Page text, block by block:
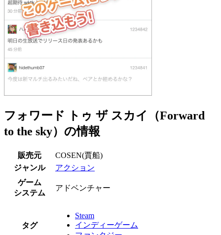
フォワード トゥ ザ スカイ（Forward
to the sky）の情報
販売元
COSEN(賈船)
ジャンル
アクション
ゲーム
システム
アドベンチャー
タグ
Steam
インディーゲーム